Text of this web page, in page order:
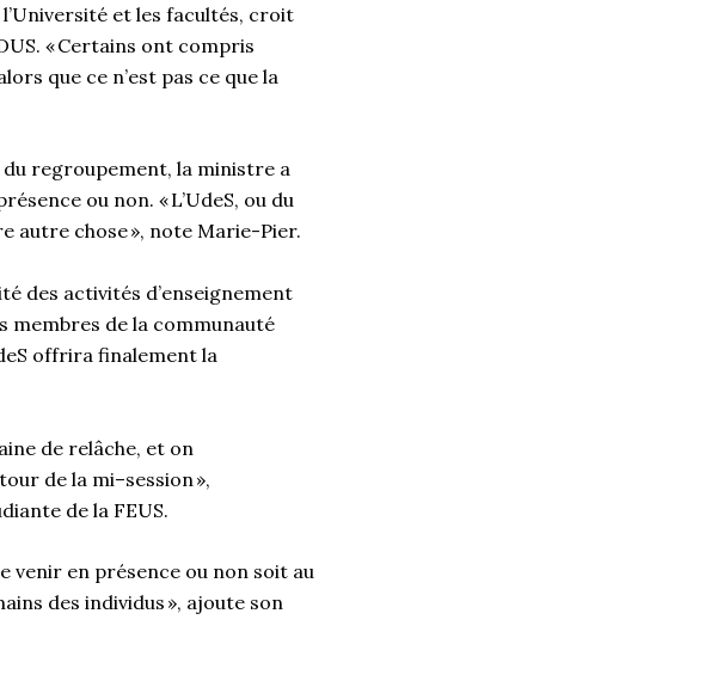
et les facultés, croit
«Certains ont compris
que ce n’est pas ce que la
regroupement, la ministre a
ou non. « L’UdeS, ou du
autre chose », note Marie-Pier.
des activités d’enseignement
membres de la communauté
offrira finalement la
de relâche, et on
de la mi–session »,
de la FEUS.
venir en présence ou non soit au
des individus », ajoute son